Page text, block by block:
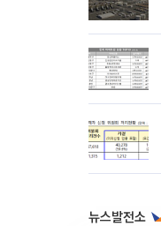
뉴스발전소